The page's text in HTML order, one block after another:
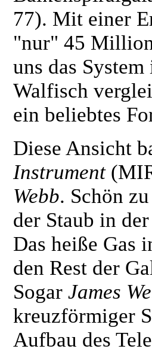
77). Mit einer
"nur" 45
uns das
Walfisch
ein beliebtes
Diese Ansicht
Instrument
Webb. Schön
der Staub in
Das heiße Gas
den Rest der
Sogar James
kreuzförmiger
Aufbau des